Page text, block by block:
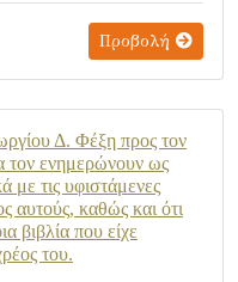
Προβολή
Δ. Φέξη προς τον
τον ενημερώνουν ως
με τις υφιστάμενες
αυτούς, καθώς και ότι
βιβλία που είχε
του.